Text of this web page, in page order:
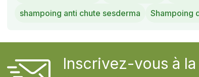
shampoing anti chute sesderma
Shampoing
Inscrivez-vous à